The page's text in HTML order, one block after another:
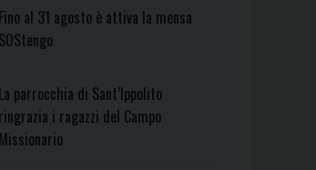
Fino al 31 agosto è attiva la mensa
SOStengo
La parrocchia di Sant’Ippolito
ringrazia i ragazzi del Campo
Missionario